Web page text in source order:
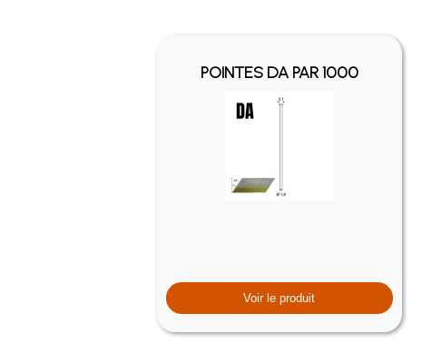
POINTES DA PAR 1000
Voir le produit